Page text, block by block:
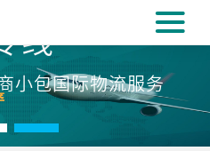
线
小包国际物流服务